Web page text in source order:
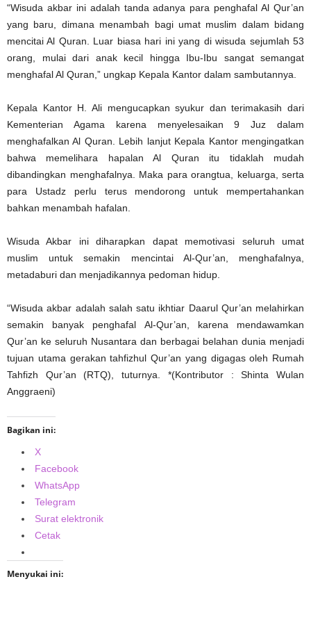
“Wisuda akbar ini adalah tanda adanya para penghafal Al Qur’an
yang baru, dimana menambah bagi umat muslim dalam bidang
mencitai Al Quran. Luar biasa hari ini yang di wisuda sejumlah 53
orang, mulai dari anak kecil hingga Ibu-Ibu sangat semangat
menghafal Al Quran,” ungkap Kepala Kantor dalam sambutannya.
Kepala Kantor H. Ali mengucapkan syukur dan terimakasih dari
Kementerian Agama karena menyelesaikan 9 Juz dalam
menghafalkan Al Quran. Lebih lanjut Kepala Kantor mengingatkan
bahwa memelihara hapalan Al Quran itu tidaklah mudah
dibandingkan menghafalnya. Maka para orangtua, keluarga, serta
para Ustadz perlu terus mendorong untuk mempertahankan
bahkan menambah hafalan.
Wisuda Akbar ini diharapkan dapat memotivasi seluruh umat
muslim untuk semakin mencintai Al-Qur’an, menghafalnya,
metadaburi dan menjadikannya pedoman hidup.
“Wisuda akbar adalah salah satu ikhtiar Daarul Qur’an melahirkan
semakin banyak penghafal Al-Qur’an, karena mendawamkan
Qur’an ke seluruh Nusantara dan berbagai belahan dunia menjadi
tujuan utama gerakan tahfizhul Qur’an yang digagas oleh Rumah
Tahfizh Qur’an (RTQ), tuturnya. *(Kontributor : Shinta Wulan
Anggraeni)
Bagikan ini:
X
Facebook
WhatsApp
Telegram
Surat elektronik
Cetak
Menyukai ini: